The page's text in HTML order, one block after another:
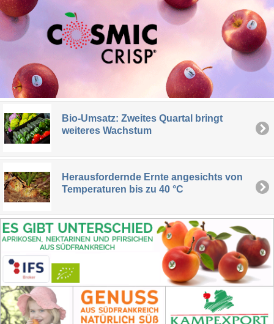
Bio-Umsatz: Zweites Quartal bringt
weiteres Wachstum
Herausfordernde Ernte angesichts von
Temperaturen bis zu 40 °C